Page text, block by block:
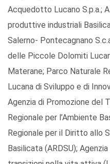
Acquedotto Lucano S.p.a.;
produttive industriali
Salerno- Pontecagnano
delle Piccole Dolomiti
Materane; Parco Naturale
Lucana di Sviluppo e di
Agenzia di Promozione del
Regionale per l’Ambiente
Regionale per il Diritto allo
Basilicata (ARDSU);